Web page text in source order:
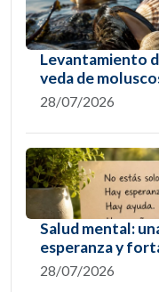
Levantamiento
veda de
28/07/2026
Salud mental:
esperanza y
28/07/2026